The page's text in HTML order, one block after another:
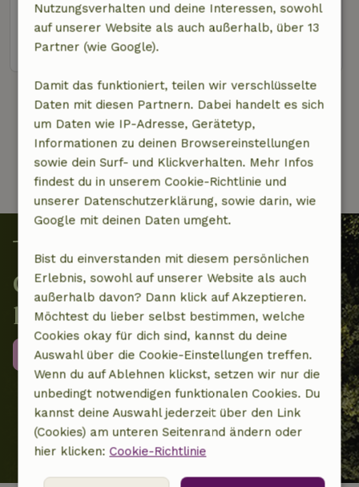
2 Personen
1 Von 3
Gemeinsam schützen wir die
lokale Artenvielfalt
Weitere Informationen
Nutzungsverhalten und deine Interessen, sowohl
auf unserer Website als auch außerhalb, über 13
Partner (wie Google).
Damit das funktioniert, teilen wir verschlüsselte
Daten mit diesen Partnern. Dabei handelt es sich
um Daten wie IP-Adresse, Gerätetyp,
Informationen zu deinen Browsereinstellungen
sowie dein Surf- und Klickverhalten. Mehr Infos
findest du in unserem Cookie-Richtlinie und
unserer Datenschutzerklärung, sowie darin, wie
Google mit deinen Daten umgeht.
Bist du einverstanden mit diesem persönlichen
Erlebnis, sowohl auf unserer Website als auch
außerhalb davon? Dann klick auf Akzeptieren.
Möchtest du lieber selbst bestimmen, welche
Cookies okay für dich sind, kannst du deine
Auswahl über die Cookie-Einstellungen treffen.
Wenn du auf Ablehnen klickst, setzen wir nur die
unbedingt notwendigen funktionalen Cookies. Du
kannst deine Auswahl jederzeit über den Link
(Cookies) am unteren Seitenrand ändern oder
hier klicken: Cookie-Richtlinie